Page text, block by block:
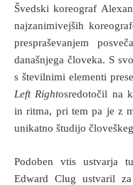
Švedski koreograf
najzanimivejših
prespraševanjem
današnjega človeka. S
s številnimi elementi
Left Rightosredotočil na
in ritma, pri tem pa je z
unikatno študijo
Podoben vtis ustvarja
Edward Clug ustvaril za